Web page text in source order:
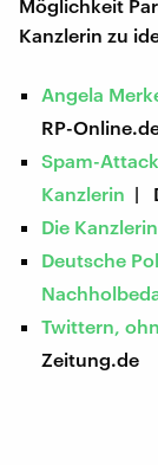
Möglichkeit
Kanzlerin zu
Angela
RP-
Spam-
Kanzlerin |
Die
Deutsche
Twittern,
Zeitung.de